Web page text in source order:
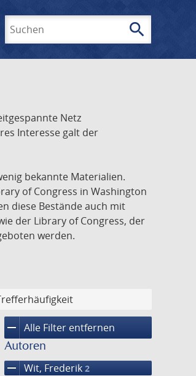
search
Netz
Interesse galt der
bekannte Materialien.
of Congress in Washington
diese Bestände auch mit
der Library of Congress, der
werden.
remove Alle Filter entfernen
Autoren
remove Wit, Frederik 2